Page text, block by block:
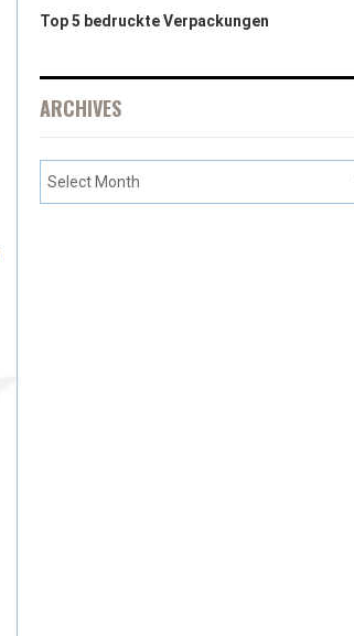
Top 5 bedruckte Verpackungen
ARCHIVES